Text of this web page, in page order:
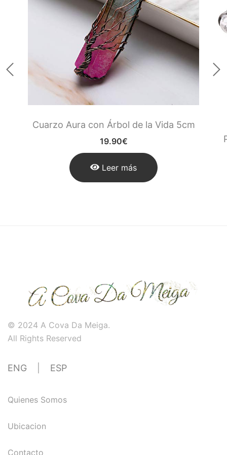
Runas de las Brujas
Signos del Zodiaco
Uncategorized
Velas Y Velones
Cuarzo Aura con Árbol de la Vida 5cm
19.90€
Leer más
© 2024 A Cova Da Meiga.
All Rights Reserved
ENG ESP
Quienes Somos
Ubicacion
Contacto